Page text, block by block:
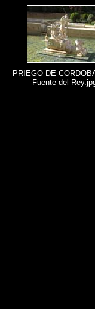
PRIEGO DE
Fuente del